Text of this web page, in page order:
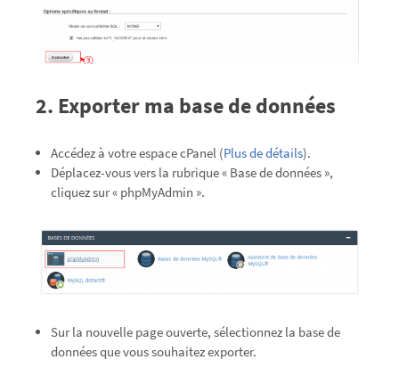
2. Exporter ma base de données
Accédez à votre espace cPanel (Plus de détails).
Déplacez-vous vers la rubrique « Base de données »,
cliquez sur « phpMyAdmin ».
Sur la nouvelle page ouverte, sélectionnez la base de
données que vous souhaitez exporter.